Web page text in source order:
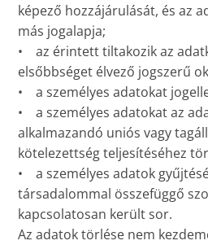
képező hozzájárulását, és az
más jogalapja;
• az érintett tiltakozik az
elsőbbséget élvező jogszerű
• a személyes adatokat
• a személyes adatokat az
alkalmazandó uniós vagy
kötelezettség teljesítéséhez
• a személyes adatok
társadalommal összefüggő
kapcsolatosan került sor.
Az adatok törlése nem